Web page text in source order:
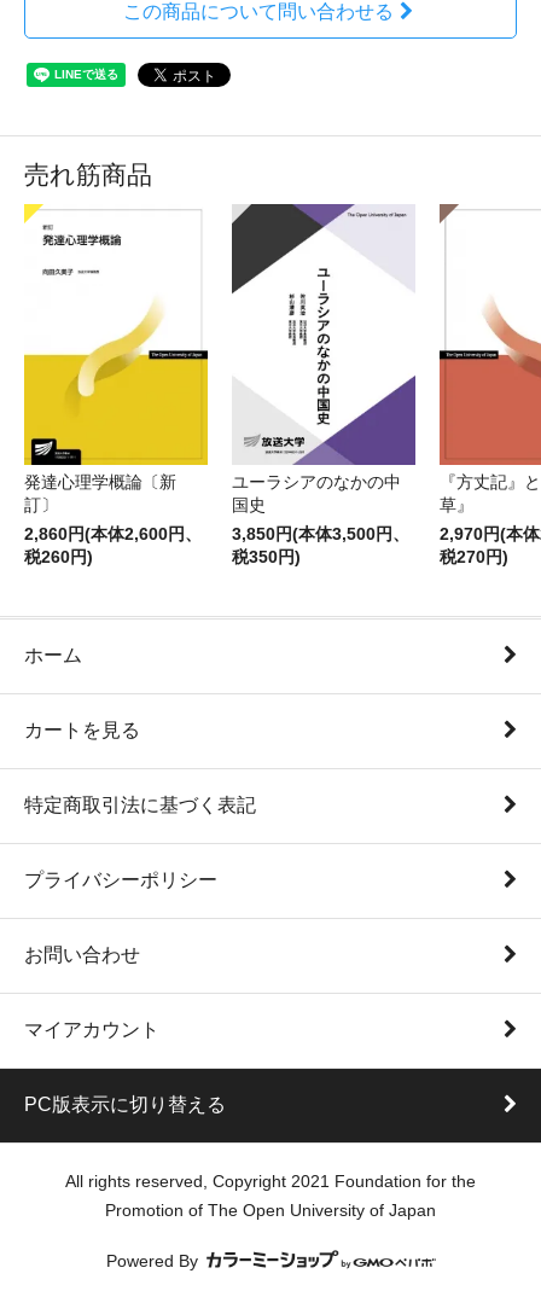
この商品について問い合わせる
売れ筋商品
発達心理学概論〔新
訂〕
2,860円(本体2,600円、
税260円)
ユーラシアのなかの中
国史
3,850円(本体3,500円、
税350円)
『方丈記』
草』
2,970円(本
税270円)
ホーム
カートを見る
特定商取引法に基づく表記
プライバシーポリシー
お問い合わせ
マイアカウント
PC版表示に切り替える
All rights reserved, Copyright 2021 Foundation for the
Promotion of The Open University of Japan
Powered By